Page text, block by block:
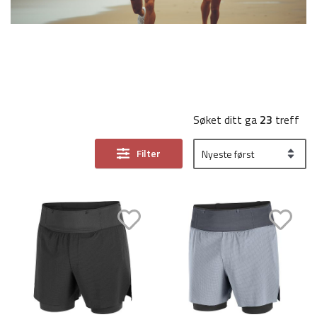
Søket ditt ga 23 treff
Filter